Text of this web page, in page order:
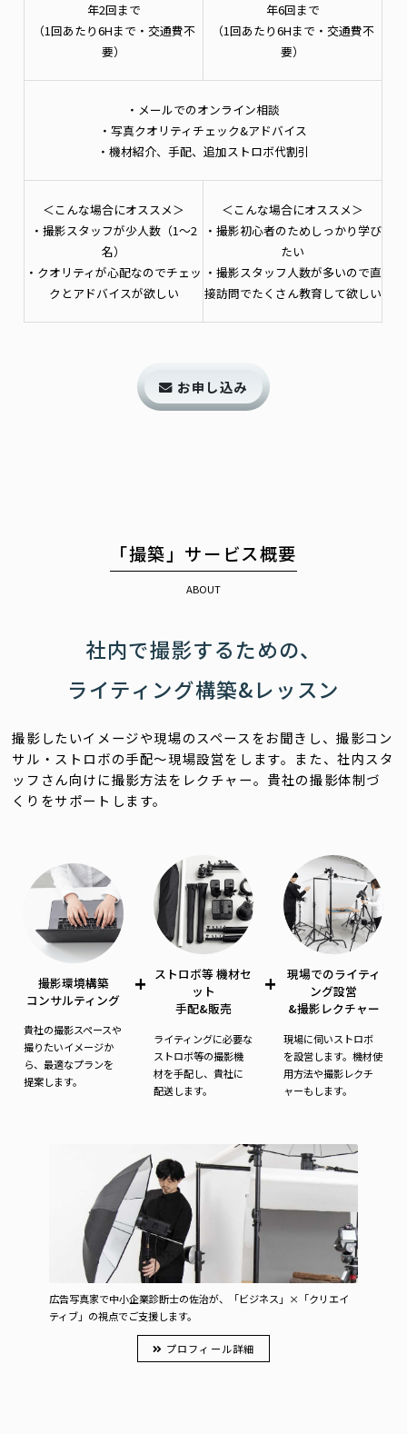
年2回まで
（1回あたり6Hまで・交通費不
要）
年6回まで
（1回あたり6Hまで・交通費不
要）
・メールでのオンライン相談
・写真クオリティチェック&アドバイス
・機材紹介、手配、追加ストロボ代割引
＜こんな場合にオススメ＞
・撮影スタッフが少人数（1〜2
名）
・クオリティが心配なのでチェッ
クとアドバイスが欲しい
＜こんな場合にオススメ＞
・撮影初心者のためしっかり学び
たい
・撮影スタッフ人数が多いので直
接訪問でたくさん教育して欲しい
お申し込み
「撮築」サービス概要
ABOUT
社内で撮影するための、
ライティング構築&レッスン
撮影したいイメージや現場のスペースをお聞きし、撮影コン
サル・ストロボの手配〜現場設営をします。 また、社内スタ
ッフさん向けに撮影方法をレクチャー。貴社の撮影体制づ
くりをサポートします。
撮影環境構築
コンサルティング
貴社の撮影スペースや
撮りたいイメージか
ら、最適なプランを
提案します。
+ ストロボ等 機材セ
ット
手配&販売
ライティングに必要な
ストロボ等の撮影機
材を手配し、貴社に
配送します。
+
現場でのライティ
ング設営
&撮影レクチャー
現場に伺いストロボ
を設営します。機材使
用方法や撮影レクチ
ャーもします。
広告写真家で中小企業診断士の佐治が、「ビジネス」×「クリエイ
ティブ」の視点でご支援します。
プロフィール詳細